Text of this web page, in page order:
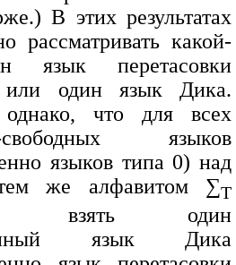
В этих результатах
рассматривать какой-
язык перетасовки
или один язык Дика.
что для всех
свободных языков
языков типа 0) над
же алфавитом ∑T
взять один
язык Дика